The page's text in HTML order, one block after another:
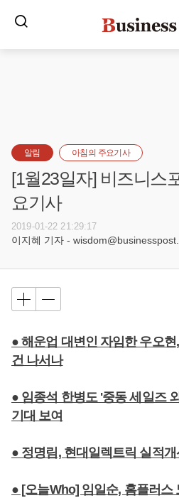
알림 아침의 주요기사
[1월23일자] 비즈니스
요기사
2019-01-22 21:29:17
이지혜 기자 -
● 해운업 대변인 자임한 우오
건 나서나
● 임종석 한병도 '중동 세일즈
기대 보여
● 정명림, 현대일렉트릭 실적
● [오늘Who] 임일순, 홈플러스